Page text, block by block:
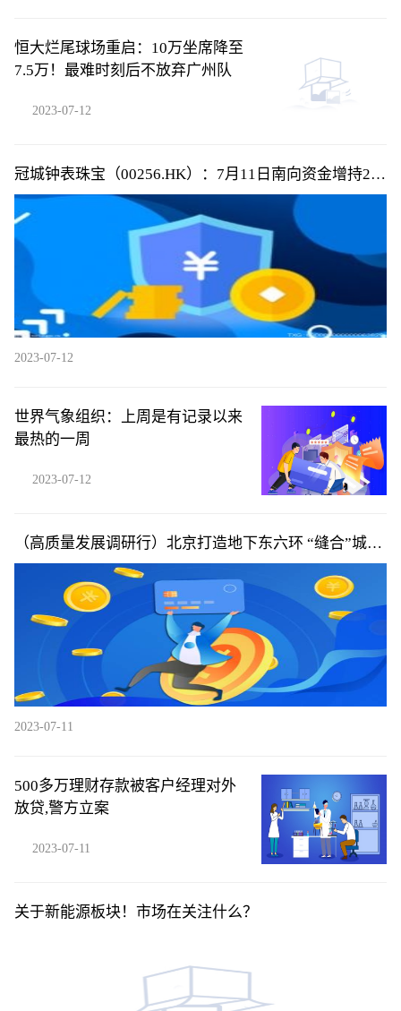
恒大烂尾球场重启：10万坐席降至
7.5万！最难时刻后不放弃广州队
2023-07-12
冠城钟表珠宝（00256.HK）：7月11日南向资金增持2.4
万股
2023-07-12
世界气象组织：上周是有记录以来
最热的一周
2023-07-12
（高质量发展调研行）北京打造地下东六环 “缝合”城市
空间
2023-07-11
500多万理财存款被客户经理对外
放贷,警方立案
2023-07-11
关于新能源板块！市场在关注什么？